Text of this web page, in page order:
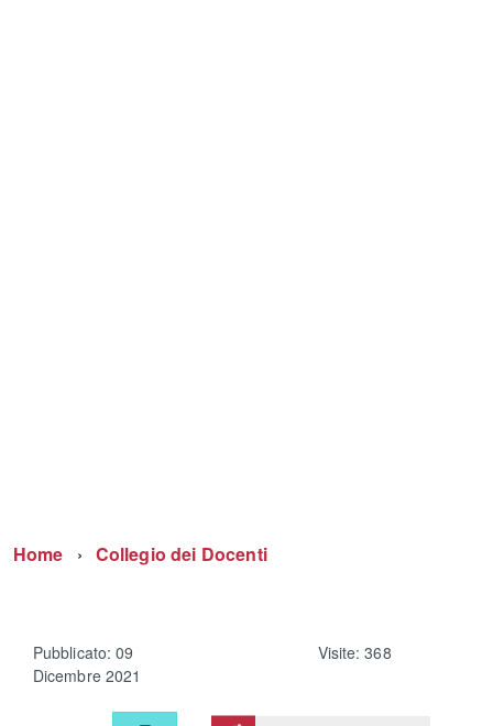
Home Collegio dei Docenti
Pubblicato: 09
Dicembre 2021
Visite: 368